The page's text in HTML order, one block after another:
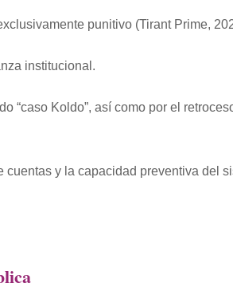
punitivo (Tirant Prime,
institucional.
“caso Koldo”, así como por el
y la capacidad preventiva del